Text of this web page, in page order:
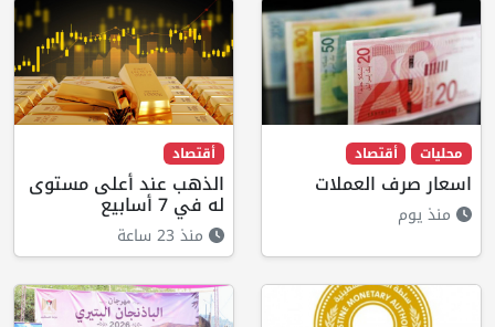
محليات أقتصاد
اسعار صرف العملات
منذ يوم
أقتصاد
الذهب عند أعلى مستوى
له في 7 أسابيع
منذ 23 ساعة